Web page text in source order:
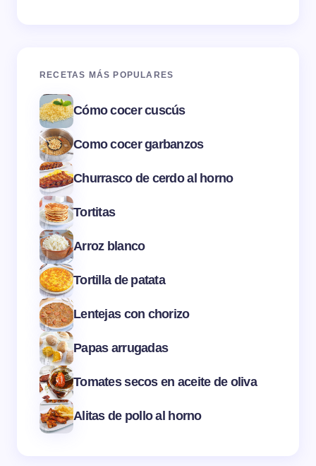
RECETAS MÁS POPULARES
Cómo cocer cuscús
Como cocer garbanzos
Churrasco de cerdo al horno
Tortitas
Arroz blanco
Tortilla de patata
Lentejas con chorizo
Papas arrugadas
Tomates secos en aceite de oliva
Alitas de pollo al horno